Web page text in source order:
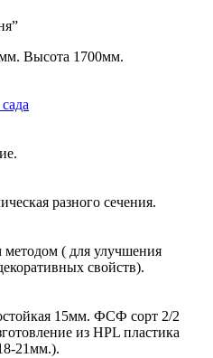
Высота 1700мм.
разного сечения.
( для улучшения
свойств).
15мм. ФСФ сорт 2/2
из HPL пластика
21мм.).